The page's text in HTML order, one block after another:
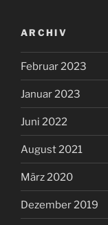
ARCHIV
Februar 2023
Januar 2023
Juni 2022
August 2021
März 2020
Dezember 2019